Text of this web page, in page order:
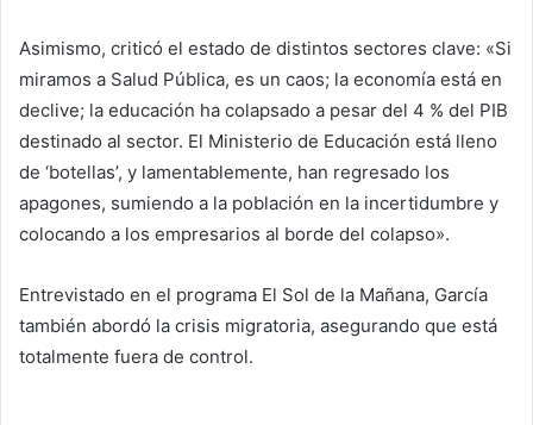
Asimismo, criticó el estado de distintos sectores clave: «Si
miramos a Salud Pública, es un caos; la economía está en
declive; la educación ha colapsado a pesar del 4 % del PIB
destinado al sector. El Ministerio de Educación está lleno
de ‘botellas’, y lamentablemente, han regresado los
apagones, sumiendo a la población en la incertidumbre y
colocando a los empresarios al borde del colapso».
Entrevistado en el programa El Sol de la Mañana, García
también abordó la crisis migratoria, asegurando que está
totalmente fuera de control.